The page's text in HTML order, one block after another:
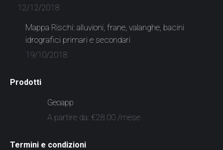
12/12/2018
Mappa Rischi: alluvioni, frane, valanghe, bacini
idrografici primari e secondari
19/10/2018
Prodotti
Geoapp
A partire da: €28.00 /mese
Termini e condizioni